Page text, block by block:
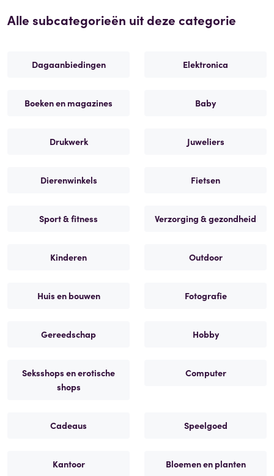
Alle subcategorieën uit deze categorie
Dagaanbiedingen Elektronica
Boeken en magazines Baby
Drukwerk Juweliers
Dierenwinkels Fietsen
Sport & fitness Verzorging & gezondheid
Kinderen Outdoor
Huis en bouwen Fotografie
Gereedschap Hobby
Seksshops en erotische
shops
Computer
Cadeaus Speelgoed
Kantoor Bloemen en planten